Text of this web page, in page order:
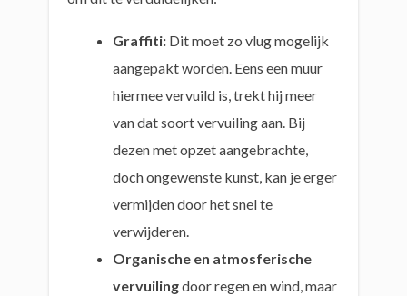
Graffiti: Dit moet zo vlug mogelijk
aangepakt worden. Eens een muur
hiermee vervuild is, trekt hij meer
van dat soort vervuiling aan. Bij
dezen met opzet aangebrachte,
doch ongewenste kunst, kan je erger
vermijden door het snel te
verwijderen.
Organische en atmosferische
vervuilingdoor regen en wind, maar